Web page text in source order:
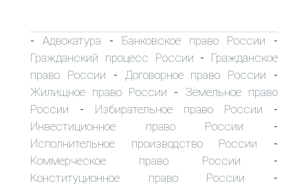
- Адвокатура - Банковское право России -
Гражданский процесс России - Гражданское
право России - Договорное право России -
Жилищное право России - Земельное право
России - Избирательное право России -
Инвестиционное право России -
Исполнительное производство России -
Коммерческое право России -
Конституционное право России -